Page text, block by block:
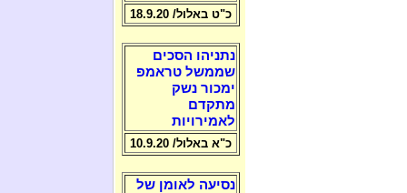
כ"ט באלול/ 18.9.20
נתניהו הסכים
שממשל טראמפ
ימכור נשק
מתקדם
לאמירויות
כ"א באלול/ 10.9.20
נסיעה לאומן של